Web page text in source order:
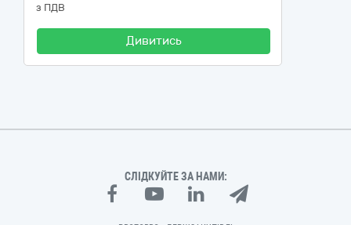
з ПДВ
Дивитись
СЛІДКУЙТЕ ЗА НАМИ: